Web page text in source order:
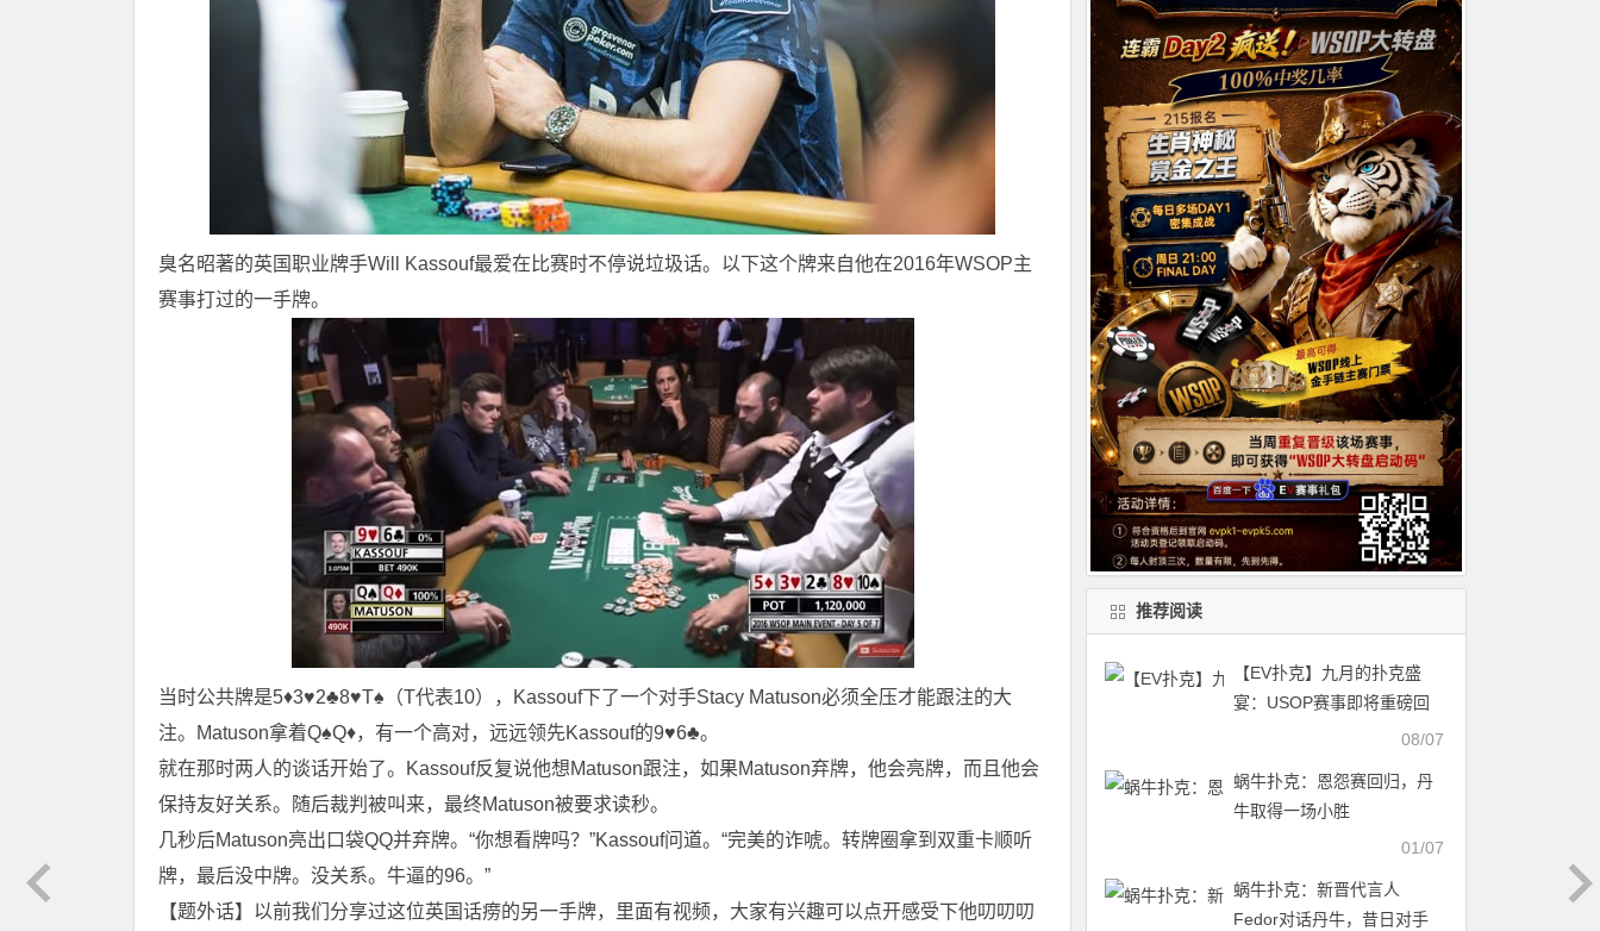
臭名昭著的英国职业牌手Will Kassouf最爱在比赛时不停说垃圾话。以下这个牌来自他在2016年WSOP主
赛事打过的一手牌。
当时公共牌是5♦3♥2♣8♥T♠（T代表10），Kassouf下了一个对手Stacy Matuson必须全压才能跟注的大
注。Matuson拿着Q♠Q♦，有一个高对，远远领先Kassouf的9♥6♣。
就在那时两人的谈话开始了。Kassouf反复说他想Matuson跟注，如果Matuson弃牌，他会亮牌，而且他会
保持友好关系。随后裁判被叫来，最终Matuson被要求读秒。
几秒后Matuson亮出口袋QQ并弃牌。“你想看牌吗？”Kassouf问道。“完美的诈唬。转牌圈拿到双重卡顺听
牌，最后没中牌。没关系。牛逼的96。”
【题外话】以前我们分享过这位英国话痨的另一手牌，里面有视频，大家有兴趣可以点开感受下他叨叨叨
推荐阅读
【EV扑克】九月的扑克盛
宴：USOP赛事即将重磅回
08/07
蜗牛扑克：恩怨赛回归，丹
牛取得一场小胜
01/07
蜗牛扑克：新晋代言人
Fedor对话丹牛，昔日对手